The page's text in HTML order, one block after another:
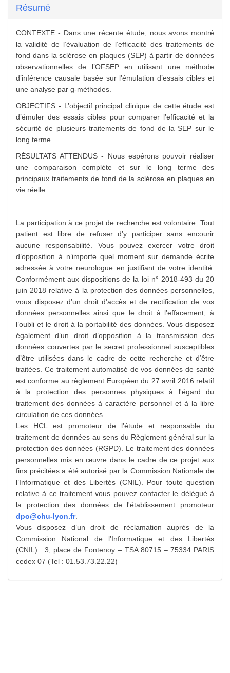
Résumé
CONTEXTE - Dans une récente étude, nous avons montré
la validité de l’évaluation de l’efficacité des traitements de
fond dans la sclérose en plaques (SEP) à partir de données
observationnelles de l’OFSEP en utilisant une méthode
d’inférence causale basée sur l’émulation d’essais cibles et
une analyse par g-méthodes.
OBJECTIFS - L’objectif principal clinique de cette étude est
d’émuler des essais cibles pour comparer l’efficacité et la
sécurité de plusieurs traitements de fond de la SEP sur le
long terme.
RÉSULTATS ATTENDUS - Nous espérons pouvoir réaliser
une comparaison complète et sur le long terme des
principaux traitements de fond de la sclérose en plaques en
vie réelle.
La participation à ce projet de recherche est volontaire. Tout
patient est libre de refuser d’y participer sans encourir
aucune responsabilité. Vous pouvez exercer votre droit
d’opposition à n’importe quel moment sur demande écrite
adressée à votre neurologue en justifiant de votre identité.
Conformément aux dispositions de la loi n° 2018-493 du 20
juin 2018 relative à la protection des données personnelles,
vous disposez d’un droit d’accès et de rectification de vos
données personnelles ainsi que le droit à l’effacement, à
l’oubli et le droit à la portabilité des données. Vous disposez
également d’un droit d’opposition à la transmission des
données couvertes par le secret professionnel susceptibles
d’être utilisées dans le cadre de cette recherche et d’être
traitées. Ce traitement automatisé de vos données de santé
est conforme au règlement Européen du 27 avril 2016 relatif
à la protection des personnes physiques à l'égard du
traitement des données à caractère personnel et à la libre
circulation de ces données.
Les HCL est promoteur de l’étude et responsable du
traitement de données au sens du Règlement général sur la
protection des données (RGPD). Le traitement des données
personnelles mis en œuvre dans le cadre de ce projet aux
fins précitées a été autorisé par la Commission Nationale de
l’Informatique et des Libertés (CNIL). Pour toute question
relative à ce traitement vous pouvez contacter le délégué à
la protection des données de l'établissement promoteur
dpo@chu-lyon.fr.
Vous disposez d’un droit de réclamation auprès de la
Commission National de l’Informatique et des Libertés
(CNIL) : 3, place de Fontenoy – TSA 80715 – 75334 PARIS
cedex 07 (Tel : 01.53.73.22.22)